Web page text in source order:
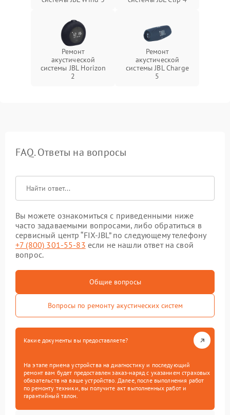
Ремонт
акустической
системы JBL Horizon
2
Ремонт
акустической
системы JBL Charge
5
FAQ. Ответы на вопросы
Вы можете ознакомиться с приведенными ниже
часто задаваемыми вопросами, либо обратиться в
сервисный центр “FIX-JBL” по следующему телефону
+7 (800) 301-55-83 если не нашли ответ на свой
вопрос.
Общие вопросы
Вопросы по ремонту акустических систем
Какие документы вы предоставляете?
На этапе приема устройства на диагностику и последующий
ремонт вам будет предоставлен заказ-наряд с указанием страховых
обязательств на ваше устройство. Далее, после выполнения работ
по ремонту техники, вы получите акт выполненных работ и
гарантийный талон.